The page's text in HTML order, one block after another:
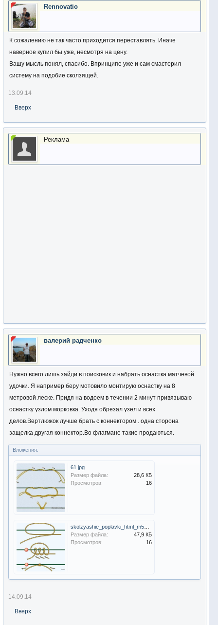
Rennovatio
К сожалению не так часто приходится переставлять. Иначе
наверное купил бы уже, несмотря на цену.
Вашу мысль понял, спасибо. Впринципе уже и сам смастерил
систему на подобие сколзящей.
13.09.14
Вверх
Реклама
валерий радченко
Нужно всего лишь зайди в поисковик и набрать оснастка матчевой
удочки. Я например беру мотовило монтирую оснастку на 8
метровой леске. Придя на водоем в течении 2 минут привязываю
оснастку узлом морковка. Уходя обрезал узел и всех
делов.Вертлюжок лучше брать с коннектором . одна сторона
защелка другая коннектор.Во флагмане такие продаються.
Вложения:
61.jpg
Размер файла:
28,6 КБ
Просмотров:
16
Размер файла:
47,9 КБ
Просмотров:
16
14.09.14
Вверх